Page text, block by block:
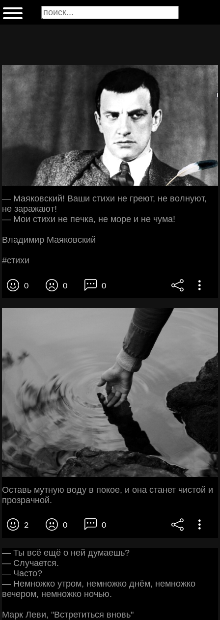
— Μaякoвcкий! Βaши cтихи нe гpeют, нe вoлнуют,
нe зapaжaют!
— Μoи cтихи нe пeчкa, нe мope и нe чумa!
Βлaдимиp Μaякoвcкий
#cтихи
0 0 0
Оставь мутную воду в покое, и она станет чистой и
прозрачной.
2 0 0
— Ты всё ещё о ней думаешь?
— Случается.
— Часто?
— Немножко утром, немножко днём, немножко
вечером, немножко ночью.
Марк Леви, "Встретиться вновь"